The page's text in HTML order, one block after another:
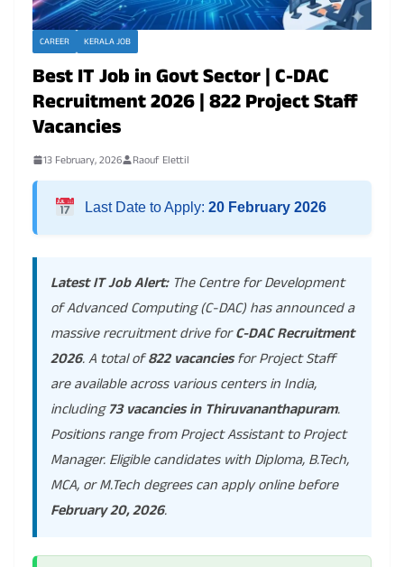
CAREER KERALA JOB
Best IT Job in Govt Sector | C-DAC
Recruitment 2026 | 822 Project Staff
Vacancies
13 February, 2026 Raouf Elettil
Last Date to Apply: 20 February 2026
Latest IT Job Alert:The Centre for Development
of Advanced Computing (C-DAC) has announced a
massive recruitment drive forC-DAC Recruitment
2026. A total of822 vacanciesfor Project Staff
are available across various centers in India,
including73 vacancies in Thiruvananthapuram.
Positions range from Project Assistant to Project
Manager. Eligible candidates with Diploma, B.Tech,
MCA, or M.Tech degrees can apply online before
February 20, 2026.